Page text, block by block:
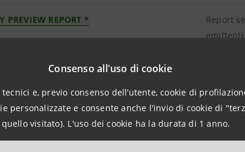
Consenso all'uso di cookie
e, previo consenso dell’utente, cookie di
personalizzate e consente anche l'invio di cookie di
visitato). L'uso dei cookie ha la durata di 1 anno.
PREVIEW REPORT *
Report
REPORT *
Report
EVENT REPORT *
Analisi
post),